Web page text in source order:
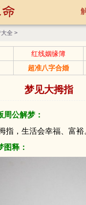
全 >
红线姻缘簿
超准八字合婚
梦见大拇指
周公解梦：
指，生活会幸福、富裕
图释：